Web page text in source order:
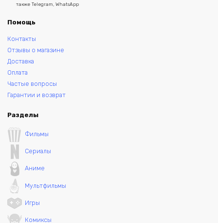
также Telegram, WhatsApp
Помощь
Контакты
Отзывы о магазине
Доставка
Оплата
Частые вопросы
Гарантии и возврат
Разделы
Фильмы
Сериалы
Аниме
Мультфильмы
Игры
Комиксы